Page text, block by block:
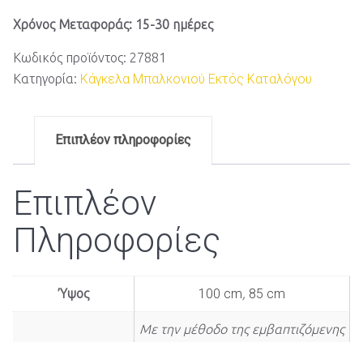
Χρόνος Μεταφοράς: 15-30 ημέρες
Κωδικός προϊόντος: 27881
Κατηγορία: Κάγκελα Μπαλκονιού Εκτός Καταλόγου
Επιπλέον πληροφορίες
Επιπλέον
Πληροφορίες
Ύψος 100 cm, 85 cm
Με την μέθοδο της εμβαπτιζόμενης